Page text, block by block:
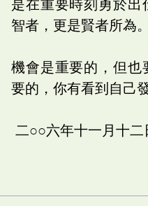
是在重要時刻勇於出
智者，更是賢者所為。
機會是重要的，但也
要的，你有看到自己
二○○六年十一月十二